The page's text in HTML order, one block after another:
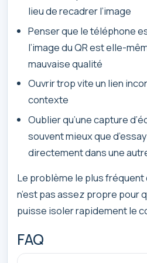
lieu de recadrer l’image
Penser que le téléphone
l’image du QR est elle-
mauvaise qualité
Ouvrir trop vite un lien
contexte
Oublier qu’une capture
souvent mieux que
directement dans une
Le problème le plus fréquent
n’est pas assez propre pour
puisse isoler rapidement le
FAQ